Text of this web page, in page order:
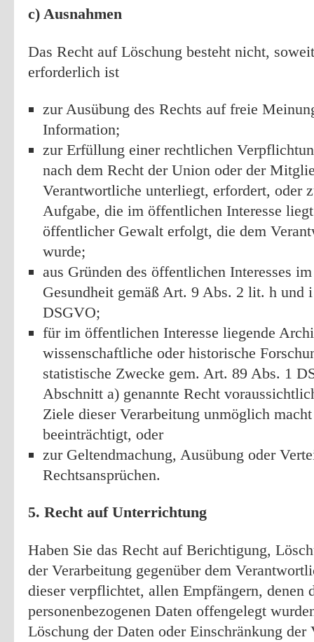
c) Ausnahmen
Das Recht auf Löschung besteht nicht,
erforderlich ist
zur Ausübung des Rechts auf freie
Information;
zur Erfüllung einer rechtlichen
nach dem Recht der Union oder der
Verantwortliche unterliegt, erfordert, oder
Aufgabe, die im öffentlichen Interesse
öffentlicher Gewalt erfolgt, die dem
wurde;
aus Gründen des öffentlichen Interesses
Gesundheit gemäß Art. 9 Abs. 2 lit. h und
DSGVO;
für im öffentlichen Interesse liegende
wissenschaftliche oder historische
statistische Zwecke gem. Art. 89 Abs. 1
Abschnitt a) genannte Recht
Ziele dieser Verarbeitung unmöglich
beeinträchtigt, oder
zur Geltendmachung, Ausübung oder
Rechtsansprüchen.
5. Recht auf Unterrichtung
Haben Sie das Recht auf Berichtigung,
der Verarbeitung gegenüber dem
dieser verpflichtet, allen Empfängern, denen
personenbezogenen Daten offengelegt
Löschung der Daten oder Einschränkung